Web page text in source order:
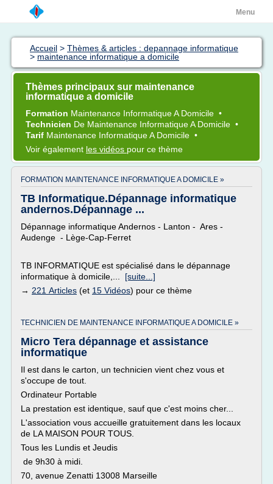
Menu
Accueil > Thèmes & articles : depannage informatique
> maintenance informatique a domicile
Thèmes principaux sur maintenance
informatique a domicile
Formation Maintenance InformatiqueA Domicile •
Technicien De Maintenance InformatiqueA Domicile •
Tarif Maintenance InformatiqueA Domicile •
Voir également les vidéos pour ce thème
FORMATION MAINTENANCE INFORMATIQUE A DOMICILE »
TB Informatique.Dépannage informatique
andernos.Dépannage ...
Dépannage informatique Andernos - Lanton - Ares -
Audenge - Lège-Cap-Ferret
TB INFORMATIQUE est spécialisé dans le dépannage
informatique à domicile,... [suite...]
→ 221 Articles (et 15 Vidéos) pour ce thème
TECHNICIEN DE MAINTENANCE INFORMATIQUE A DOMICILE »
Micro Tera dépannage et assistance
informatique
Il est dans le carton, un technicien vient chez vous et
s'occupe de tout.
Ordinateur Portable
La prestation est identique, sauf que c'est moins cher...
L'association vous accueille gratuitement dans les locaux
de LA MAISON POUR TOUS.
Tous les Lundis et Jeudis
de 9h30 à midi.
70, avenue Zenatti 13008 Marseille